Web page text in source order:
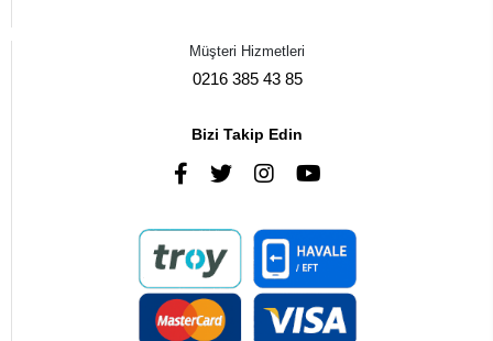
Müşteri Hizmetleri
0216 385 43 85
Bizi Takip Edin